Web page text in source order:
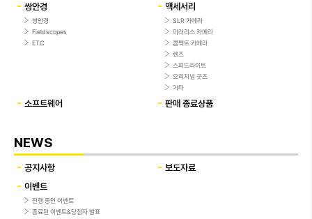
쌍안경
쌍안경
Fieldscopes
ETC
액세서리
SLR 카메라
미러리스 카메라
콤팩트 카메라
렌즈
스피드라이트
오리지널 굿즈
기타
소프트웨어 판매 종료상품
NEWS
공지사항
보도자료
이벤트
진행 중인 이벤트
종료된 이벤트&당첨자 발표